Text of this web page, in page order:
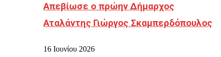
Απεβίωσε ο πρώην Δήμαρχος
Αταλάντης Γιώργος Σκαμπερδόπουλος
16 Ιουνίου 2026